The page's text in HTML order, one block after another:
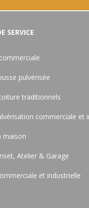
SERVICE
pulvérisée
traditionnels
commerciale et
maison
Atelier & Garage
et industrielle